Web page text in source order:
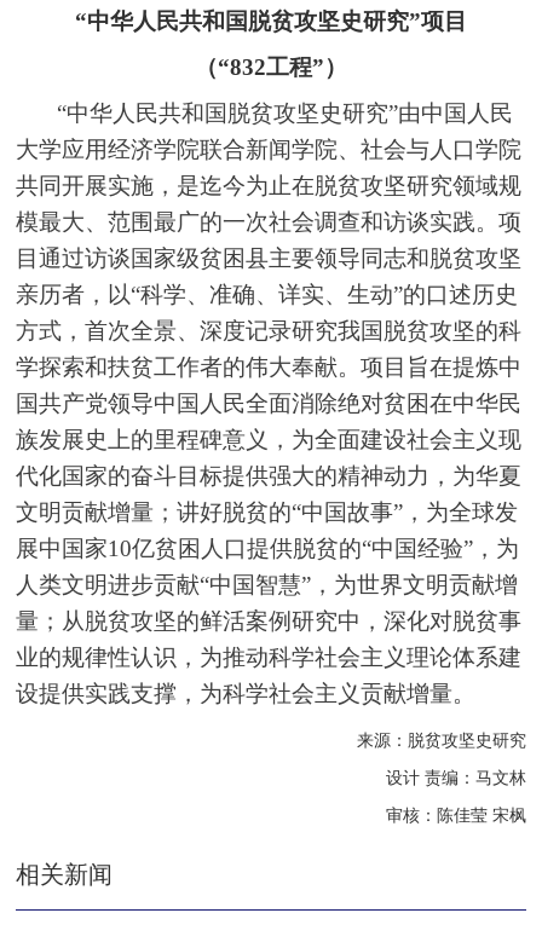
“中华人民共和国脱贫攻坚史研究”项目
（“832工程”）
“中华人民共和国脱贫攻坚史研究”由中国人民
大学应用经济学院联合新闻学院、社会与人口学院
共同开展实施，是迄今为止在脱贫攻坚研究领域规
模最大、范围最广的一次社会调查和访谈实践。项
目通过访谈国家级贫困县主要领导同志和脱贫攻坚
亲历者，以“科学、准确、详实、生动”的口述历史
方式，首次全景、深度记录研究我国脱贫攻坚的科
学探索和扶贫工作者的伟大奉献。项目旨在提炼中
国共产党领导中国人民全面消除绝对贫困在中华民
族发展史上的里程碑意义，为全面建设社会主义现
代化国家的奋斗目标提供强大的精神动力，为华夏
文明贡献增量；讲好脱贫的“中国故事”，为全球发
展中国家10亿贫困人口提供脱贫的“中国经验”，为
人类文明进步贡献“中国智慧”，为世界文明贡献增
量；从脱贫攻坚的鲜活案例研究中，深化对脱贫事
业的规律性认识，为推动科学社会主义理论体系建
设提供实践支撑，为科学社会主义贡献增量。
来源：脱贫攻坚史研究
设计 责编：马文林
审核：陈佳莹 宋枫
相关新闻